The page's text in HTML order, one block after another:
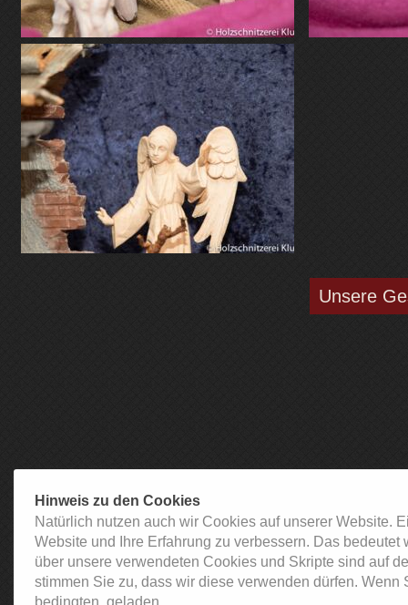
Unsere
Hinweis zu den Cookies
Natürlich nutzen auch wir Cookies auf unserer Website.
Website und Ihre Erfahrung zu verbessern. Das
über unsere verwendeten Cookies und Skripte sind auf
stimmen Sie zu, dass wir diese verwenden dürfen.
bedingten, geladen.